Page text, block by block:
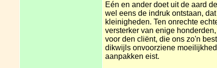
Eén en ander doet uit de aard
wel eens de indruk ontstaan,
kleinigheden. Ten onrechte
versterker van enige
voor den cliënt, die ons zo'n
dikwijls onvoorziene
aanpakken eist.